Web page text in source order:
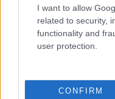
I want to allow
related to security,
functionality and
user protection.
CONFIRM